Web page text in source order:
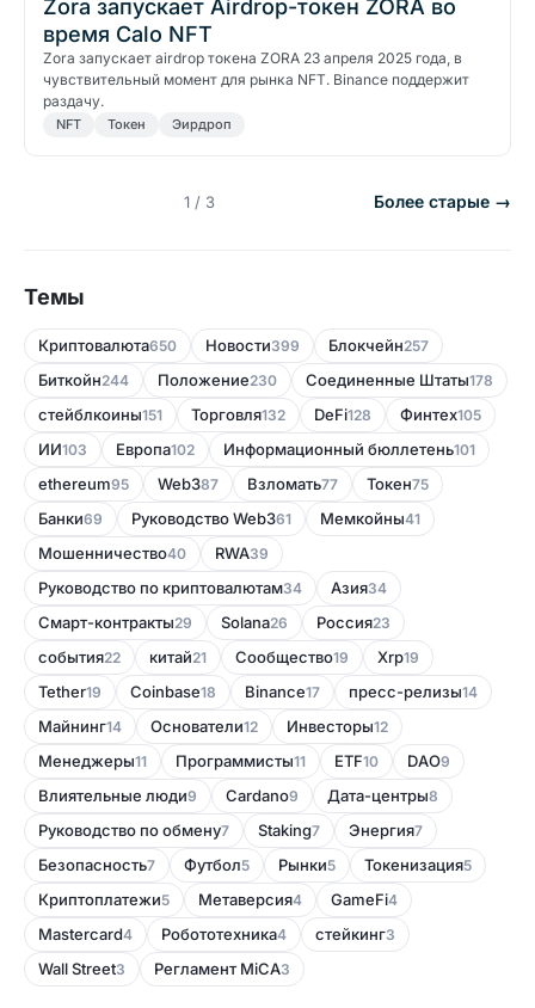
Zora запускает Airdrop-токен ZORA во
время Calo NFT
Zora запускает airdrop токена ZORA 23 апреля 2025 года, в
чувствительный момент для рынка NFT. Binance поддержит
раздачу.
NFT Токен Эирдроп
1 / 3 Более старые →
Темы
Криптовалюта650 Новости399 Блокчейн257
Биткойн244 Положение230 Соединенные Штаты178
стейблкоины151 Торговля132 DeFi128 Финтех105
ИИ103 Европа102 Информационный бюллетень101
ethereum95 Web387 Bзломать77 Токен75
Банки69 Руководство Web361 Мемкойны41
Мошенничество40 RWA39
Руководство по криптовалютам34 Азия34
Смарт-контракты29 Solana26 Россия23
события22 китай21 Сообщество19 Xrp19
Tether19 Coinbase18 Binance17 пресс-релизы14
Майнинг14 Основатели12 Инвесторы12
Менеджеры11 Программисты11 ETF10 DAO9
Влиятельные люди9 Cardano9 Дата-центры8
Руководство по обмену7 Staking7 Энергия7
Безопасность7 Футбол5 Рынки5 Токенизация5
Криптоплатежи5 Метаверсия4 GameFi4
Mastercard4 Робототехника4 стейкинг3
Wall Street3 Регламент MiCA3